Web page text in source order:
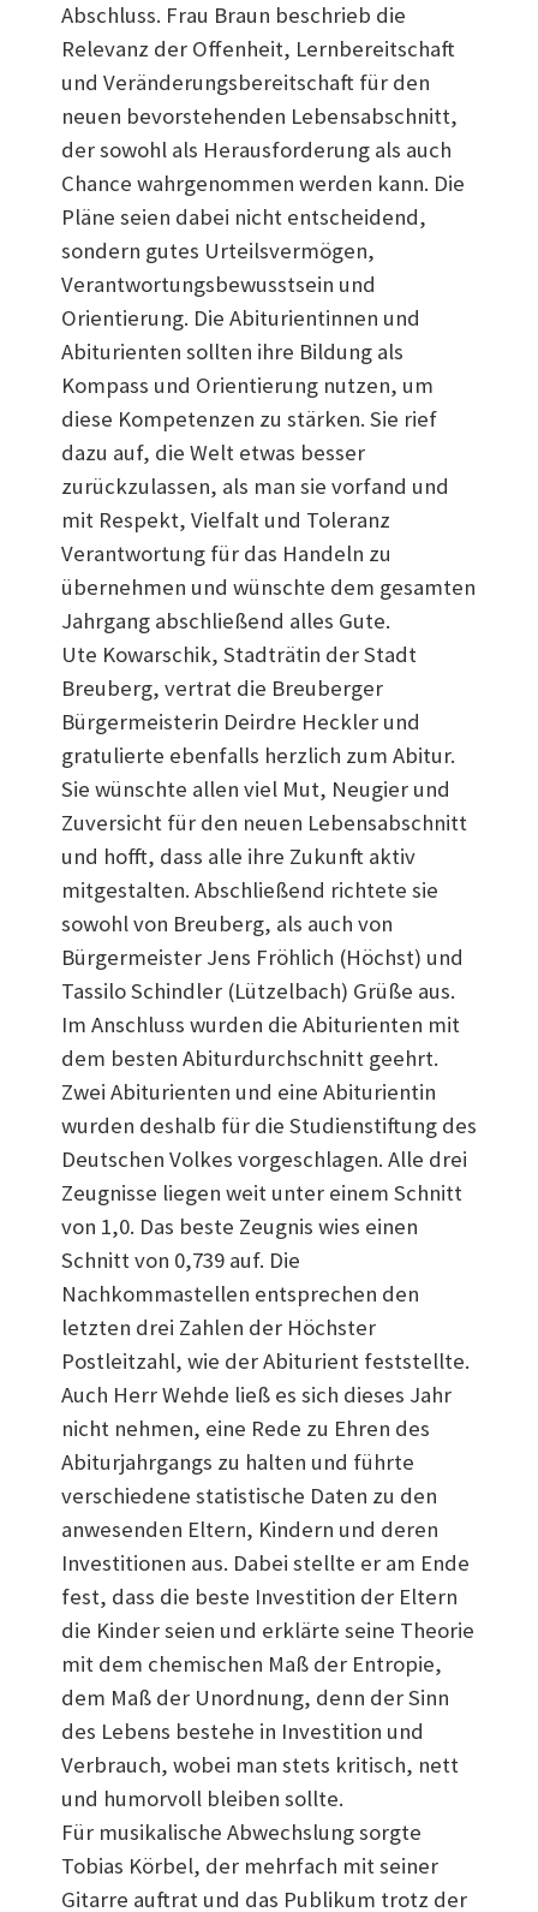
Abschluss. Frau Braun beschrieb die
Relevanz der Offenheit, Lernbereitschaft
und Veränderungsbereitschaft für den
neuen bevorstehenden Lebensabschnitt,
der sowohl als Herausforderung als auch
Chance wahrgenommen werden kann. Die
Pläne seien dabei nicht entscheidend,
sondern gutes Urteilsvermögen,
Verantwortungsbewusstsein und
Orientierung. Die Abiturientinnen und
Abiturienten sollten ihre Bildung als
Kompass und Orientierung nutzen, um
diese Kompetenzen zu stärken. Sie rief
dazu auf, die Welt etwas besser
zurückzulassen, als man sie vorfand und
mit Respekt, Vielfalt und Toleranz
Verantwortung für das Handeln zu
übernehmen und wünschte dem gesamten
Jahrgang abschließend alles Gute.
Ute Kowarschik, Stadträtin der Stadt
Breuberg, vertrat die Breuberger
Bürgermeisterin Deirdre Heckler und
gratulierte ebenfalls herzlich zum Abitur.
Sie wünschte allen viel Mut, Neugier und
Zuversicht für den neuen Lebensabschnitt
und hofft, dass alle ihre Zukunft aktiv
mitgestalten. Abschließend richtete sie
sowohl von Breuberg, als auch von
Bürgermeister Jens Fröhlich (Höchst) und
Tassilo Schindler (Lützelbach) Grüße aus.
Im Anschluss wurden die Abiturienten mit
dem besten Abiturdurchschnitt geehrt.
Zwei Abiturienten und eine Abiturientin
wurden deshalb für die Studienstiftung des
Deutschen Volkes vorgeschlagen. Alle drei
Zeugnisse liegen weit unter einem Schnitt
von 1,0. Das beste Zeugnis wies einen
Schnitt von 0,739 auf. Die
Nachkommastellen entsprechen den
letzten drei Zahlen der Höchster
Postleitzahl, wie der Abiturient feststellte.
Auch Herr Wehde ließ es sich dieses Jahr
nicht nehmen, eine Rede zu Ehren des
Abiturjahrgangs zu halten und führte
verschiedene statistische Daten zu den
anwesenden Eltern, Kindern und deren
Investitionen aus. Dabei stellte er am Ende
fest, dass die beste Investition der Eltern
die Kinder seien und erklärte seine Theorie
mit dem chemischen Maß der Entropie,
dem Maß der Unordnung, denn der Sinn
des Lebens bestehe in Investition und
Verbrauch, wobei man stets kritisch, nett
und humorvoll bleiben sollte.
Für musikalische Abwechslung sorgte
Tobias Körbel, der mehrfach mit seiner
Gitarre auftrat und das Publikum trotz der